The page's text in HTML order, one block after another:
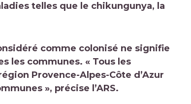
telles que le chikungunya, la
comme colonisé ne signifie
les communes. « Tous les
Provence-Alpes-Côte d’Azur
», précise l’ARS.